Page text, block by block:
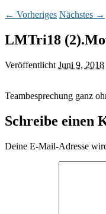
Bilder-
← Vorheriges Nächstes →
LMTri18
Veröffentlicht Juni 9, 2018
Teambesprechung ganz
Schreibe einen
Deine E-Mail-Adresse